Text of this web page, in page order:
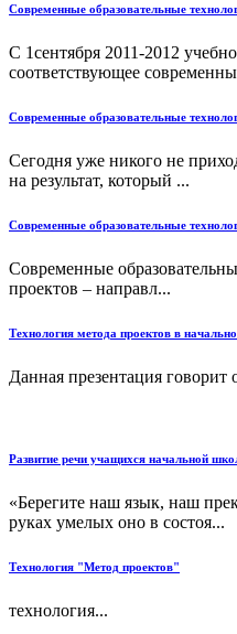
Современные образовательные
С 1сентября 2011-2012
соответствующее
Cовременные образовательные
Сегодня уже никого не
на результат, который ...
Cовременные образовательные
Cовременные
проектов – направл...
Технология метода проектов в
Данная презентация
Развитие речи учащихся начальной
«Берегите наш язык, наш
руках умелых оно в состоя...
Технология "Метод проектов"
технология...